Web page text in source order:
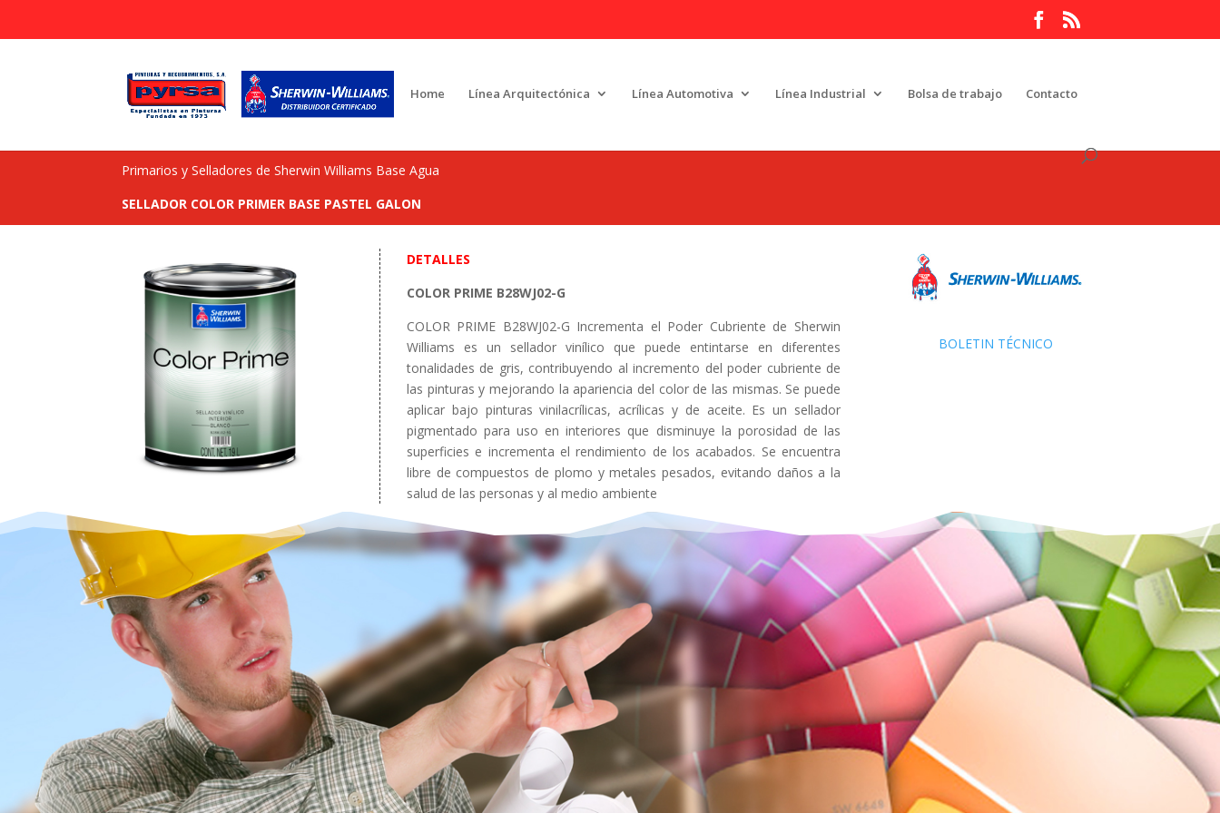
Home Línea Arquitectónica Línea Automotiva Línea Industrial Bolsa de trabajo Contacto
Primarios y Selladores de Sherwin Williams Base Agua
SELLADOR COLOR PRIMER BASE PASTEL GALON
DETALLES
COLOR PRIME B28WJ02-G
COLOR PRIME B28WJ02-G Incrementa el Poder Cubriente de Sherwin
Williams es un sellador vinílico que puede entintarse en diferentes
tonalidades de gris, contribuyendo al incremento del poder cubriente de
las pinturas y mejorando la apariencia del color de las mismas. Se puede
aplicar bajo pinturas vinilacrílicas, acrílicas y de aceite. Es un sellador
pigmentado para uso en interiores que disminuye la porosidad de las
superficies e incrementa el rendimiento de los acabados. Se encuentra
libre de compuestos de plomo y metales pesados, evitando daños a la
salud de las personas y al medio ambiente
BOLETIN TÉCNICO